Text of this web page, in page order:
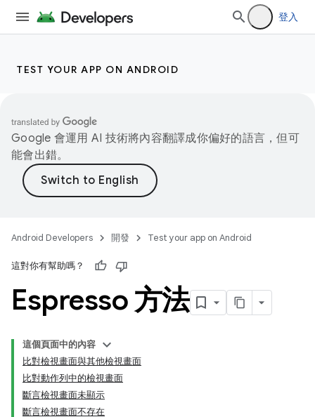
登入
TEST YOUR APP ON ANDROID
Google 會運用 AI 技術將內容翻譯成你偏好的語言，但可
能會出錯。
Android Developers 開發 Test your app on Android
這對你有幫助嗎？
Espresso 方法
這個頁面中的內容
比對檢視畫面與其他檢視畫面
比對動作列中的檢視畫面
斷言檢視畫面未顯示
斷言檢視畫面不存在